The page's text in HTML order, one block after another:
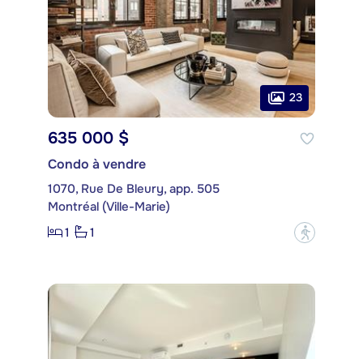
23
635 000 $
Condo à vendre
1070, Rue De Bleury, app. 505
Montréal (Ville-Marie)
1
1 ?